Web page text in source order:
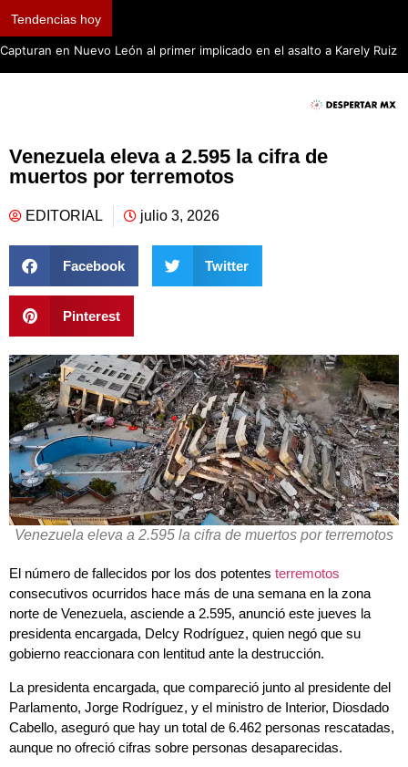
Tendencias hoy
Capturan en Nuevo León al primer implicado en el asalto a Karely Ruiz
Venezuela eleva a 2.595 la cifra de
muertos por terremotos
EDITORIAL julio 3, 2026
Facebook Twitter
Pinterest
Venezuela eleva a 2.595 la cifra de muertos por terremotos
El número de fallecidos por los dos potentes terremotos
consecutivos ocurridos hace más de una semana en la zona
norte de Venezuela, asciende a 2.595, anunció este jueves la
presidenta encargada, Delcy Rodríguez, quien negó que su
gobierno reaccionara con lentitud ante la destrucción.
La presidenta encargada, que compareció junto al presidente del
Parlamento, Jorge Rodríguez, y el ministro de Interior, Diosdado
Cabello, aseguró que hay un total de 6.462 personas rescatadas,
aunque no ofreció cifras sobre personas desaparecidas.